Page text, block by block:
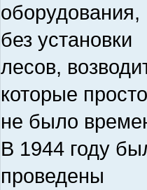
оборудования,
без установки
лесов,
которые просто
не было
В 1944 году
проведены